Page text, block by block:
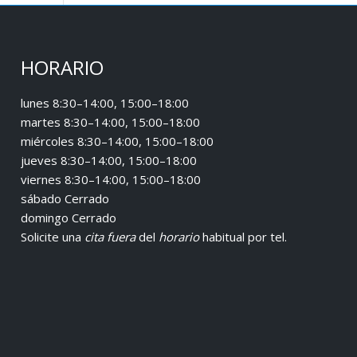
HORARIO
lunes 8:30–14:00, 15:00–18:00
martes 8:30–14:00, 15:00–18:00
miércoles 8:30–14:00, 15:00–18:00
jueves 8:30–14:00, 15:00–18:00
viernes 8:30–14:00, 15:00–18:00
sábado Cerrado
domingo Cerrado
Solicite una cita fueradel horariohabitual por tel.